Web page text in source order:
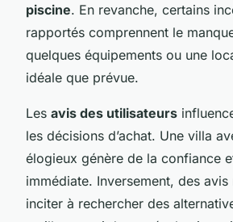
piscine. En revanche, certains
rapportés comprennent le
quelques équipements ou une
idéale que prévue.
Les avis des utilisateurs
les décisions d’achat. Une villa
élogieux génère de la confiance
immédiate. Inversement, des
inciter à rechercher des